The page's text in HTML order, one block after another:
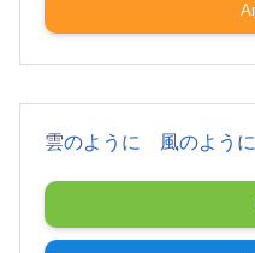
雲のように 風のように